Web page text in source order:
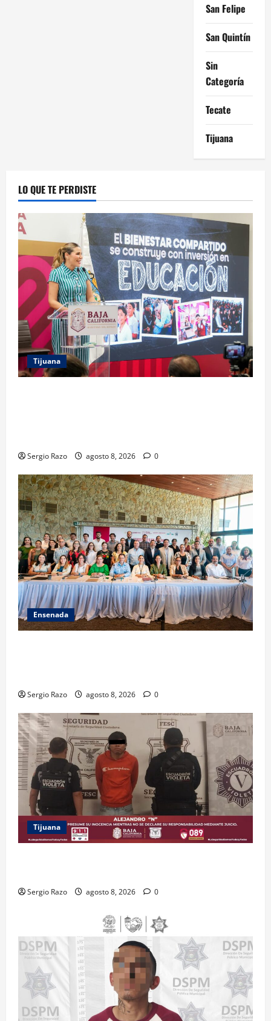
San Felipe
San Quintín
Sin
Categoría
Tecate
Tijuana
LO QUE TE PERDISTE
Tijuana
Sergio Razo agosto 8, 2026 0
Ensenada
Sergio Razo agosto 8, 2026 0
Tijuana
Sergio Razo agosto 8, 2026 0